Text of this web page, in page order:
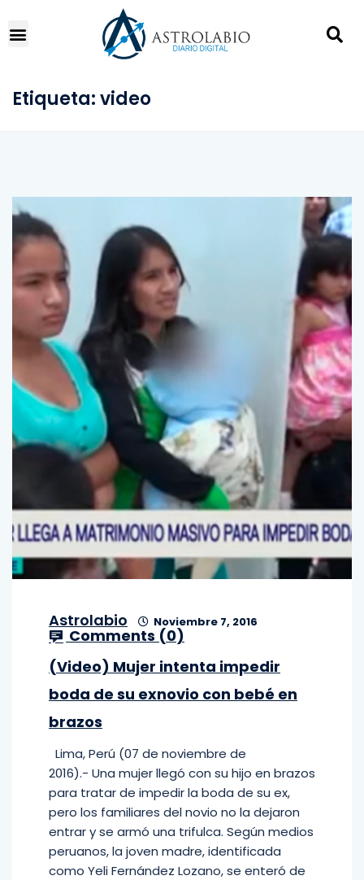
Etiqueta:video
Astrolabio Noviembre 7, 2016
Comments (0)
(Video) Mujer intenta impedir
boda de su exnovio con bebé en
brazos
Lima, Perú (07 de noviembre de
2016).- Una mujer llegó con su hijo en brazos
para tratar de impedir la boda de su ex,
pero los familiares del novio no la dejaron
entrar y se armó una trifulca. Según medios
peruanos, la joven madre, identificada
como Yeli Fernández Lozano, se enteró de